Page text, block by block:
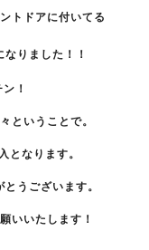
トドアに付いてる
りました！！
！
ということで。
となります。
うございます。
いいたします！